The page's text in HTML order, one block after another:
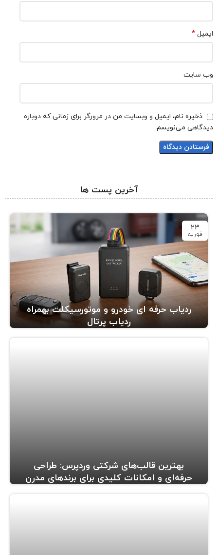
ایمیل *
وب‌ سایت
ذخیره نام، ایمیل و وبسایت من در مرورگر برای زمانی که دوباره
دیدگاهی می‌نویسم.
آخرین پست ها
23
فوریه
ردیاب حرفه ای خودرو و موتورسیکلت بهمراه
ردیاب پرتال
بهترین قالب‌های شرکتی وردپرس: طراحی
حرفه‌ای و امکانات کلیدی برای برندهای مدرن